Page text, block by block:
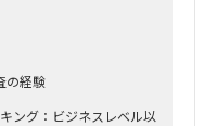
の経験
ング：ビジネスレベル以